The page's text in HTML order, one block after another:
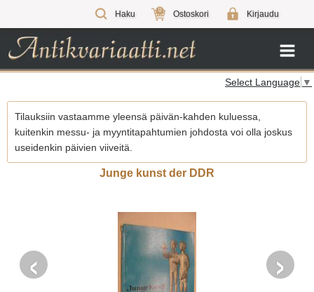
Haku 0 Ostoskori Kirjaudu
Select Language ▼
Tilauksiin vastaamme yleensä päivän-kahden kuluessa,
kuitenkin messu- ja myyntitapahtumien johdosta voi olla joskus
useidenkin päivien viiveitä.
Junge kunst der DDR
‹ ›